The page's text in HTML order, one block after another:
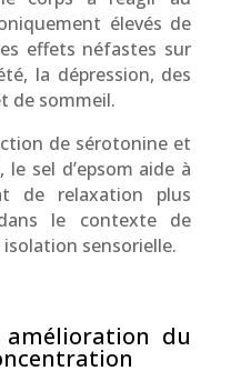
élevés de
effets néfastes sur
la dépression, des
de sommeil.
de sérotonine et
sel d’epsom aide à
de relaxation plus
le contexte de
sensorielle.
amélioration du